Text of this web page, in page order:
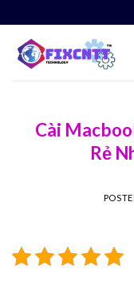
to
content
Cài
Rẻ